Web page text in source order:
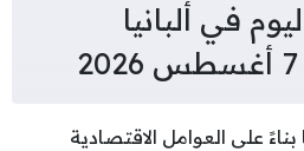
في ألبانيا
على العوامل الاقتصادية